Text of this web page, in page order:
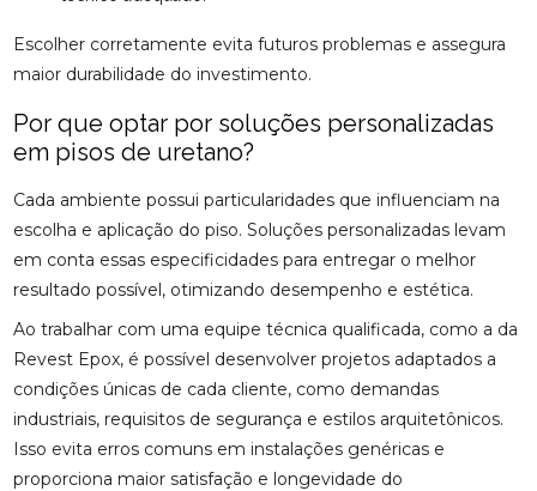
Escolher corretamente evita futuros problemas e assegura
maior durabilidade do investimento.
Por que optar por soluções personalizadas
em pisos de uretano?
Cada ambiente possui particularidades que influenciam na
escolha e aplicação do piso. Soluções personalizadas levam
em conta essas especificidades para entregar o melhor
resultado possível, otimizando desempenho e estética.
Ao trabalhar com uma equipe técnica qualificada, como a da
Revest Epox, é possível desenvolver projetos adaptados a
condições únicas de cada cliente, como demandas
industriais, requisitos de segurança e estilos arquitetônicos.
Isso evita erros comuns em instalações genéricas e
proporciona maior satisfação e longevidade do